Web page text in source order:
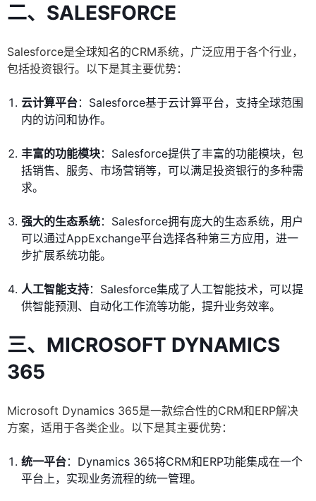
二、 SALESFORCE
Salesforce是全球知名的CRM系统，广泛应用于各个行业，
包括投资银行。以下是其主要优势：
云计算平台：Salesforce基于云计算平台，支持全球范围
内的访问和协作。
丰富的功能模块：Salesforce提供了丰富的功能模块，包
括销售、服务、市场营销等，可以满足投资银行的多种需
求。
强大的生态系统：Salesforce拥有庞大的生态系统，用户
可以通过AppExchange平台选择各种第三方应用，进一
步扩展系统功能。
人工智能支持：Salesforce集成了人工智能技术，可以提
供智能预测、自动化工作流等功能，提升业务效率。
三、 MICROSOFT DYNAMICS
365
Microsoft Dynamics 365是一款综合性的CRM和ERP解决
方案，适用于各类企业。以下是其主要优势：
统一平台：Dynamics 365将CRM和ERP功能集成在一个
平台上，实现业务流程的统一管理。